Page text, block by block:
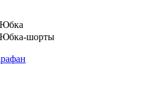
Юбка
Юбка-шорты